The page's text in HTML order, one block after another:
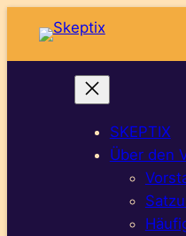
SKEPTIX
Über den